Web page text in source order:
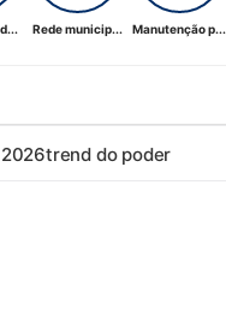
Rede municip... Manutenção p...
trend do poder